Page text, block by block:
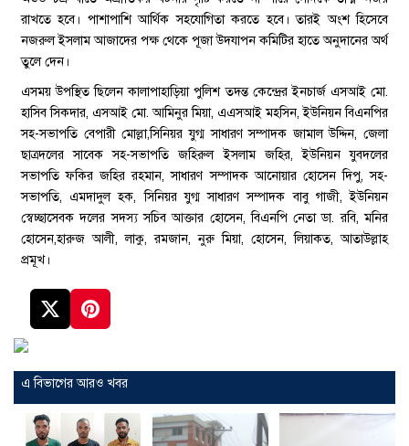
রাখতে হবে। পাশাপাশি আর্থিক সহযোগিতা করতে হবে। তারই অংশ হিসেবে
নজরুল ইসলাম আজাদের পক্ষ থেকে পূজা উদযাপন কমিটির হাতে অনুদানের অর্থ
তুলে দেন।
এসময় উপস্থিত ছিলেন কালাপাহাড়িয়া পুলিশ তদন্ত কেন্দ্রের ইনচার্জ এসআই মো.
হাসিব সিকদার, এসআই মো. আমিনুর মিয়া, এএসআই মহসিন, ইউনিয়ন বিএনপির
সহ-সভাপতি বেপারী মোল্লা,সিনিয়র যুগ্ম সাধারণ সম্পাদক জামাল উদ্দিন, জেলা
ছাত্রদলের সাবেক সহ-সভাপতি জহিরুল ইসলাম জহির, ইউনিয়ন যুবদলের
সভাপতি ফকির জহির রহমান, সাধারণ সম্পাদক আনোয়ার হোসেন দিপু, সহ-
সভাপতি, এমদাদুল হক, সিনিয়র যুগ্ম সাধারণ সম্পাদক বাবু গাজী, ইউনিয়ন
স্বেচ্ছাসেবক দলের সদস্য সচিব আক্তার হোসেন, বিএনপি নেতা ডা. রবি, মনির
হোসেন,হারুজ আলী, লাকু, রমজান, নুরু মিয়া, হোসেন, লিয়াকত, আতাউল্লাহ
প্রমূখ।
এ বিভাগের আরও খবর